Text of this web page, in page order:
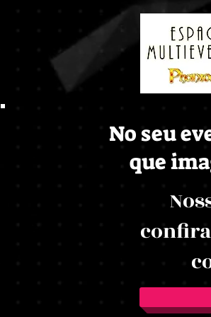
No seu
que